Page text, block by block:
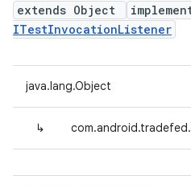
extends Object
ITestInvocationListener
java.lang.Object
↳